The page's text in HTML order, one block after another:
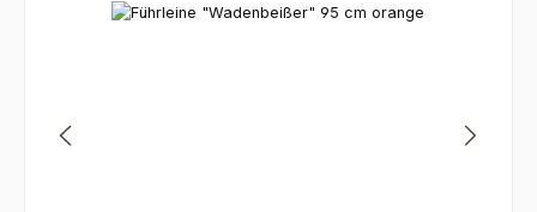
Bildergalerie überspringen